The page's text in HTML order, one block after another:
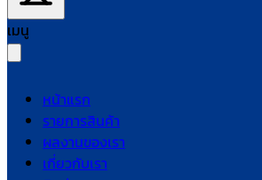
เมนู
หน้าแรก
รายการสินค้า
ผลงานของเรา
เกี่ยวกับเรา